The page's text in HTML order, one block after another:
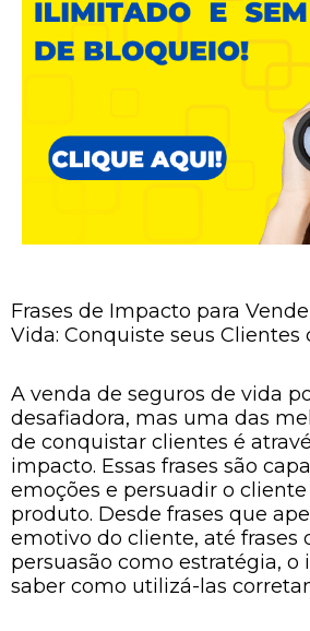
Frases de Impacto para
Vida: Conquiste seus Clientes
A venda de seguros de vida
desafiadora, mas uma das
de conquistar clientes é
impacto. Essas frases são
emoções e persuadir o
produto. Desde frases que
emotivo do cliente, até frases
persuasão como estratégia,
saber como utilizá-las